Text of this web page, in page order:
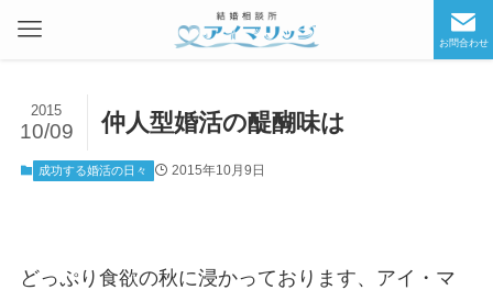
お問合わせ
仲人型婚活の醍醐味は
2015
10/09
成功する婚活の日々 2015年10月9日
どっぷり食欲の秋に浸かっております、アイ・マ